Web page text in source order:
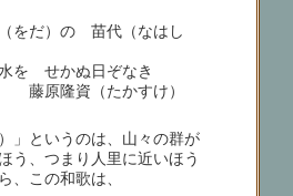
だ）の 苗代（なはし
かぬ日ぞなき
（たかすけ）
」というのは、山々の群が
う、つまり人里に近いほう
、この和歌は、